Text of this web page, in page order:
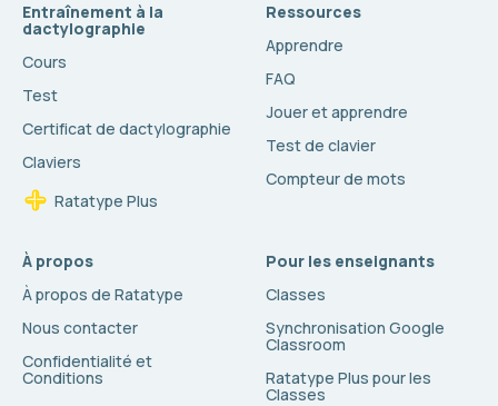
Entraînement à la
dactylographie
Cours
Test
Certificat de dactylographie
Claviers
Ratatype Plus
Ressources
Apprendre
FAQ
Jouer et apprendre
Test de clavier
Compteur de mots
À propos
À propos de Ratatype
Nous contacter
Confidentialité et
Conditions
Pour les enseignants
Classes
Synchronisation Google
Classroom
Ratatype Plus pour les
Classes